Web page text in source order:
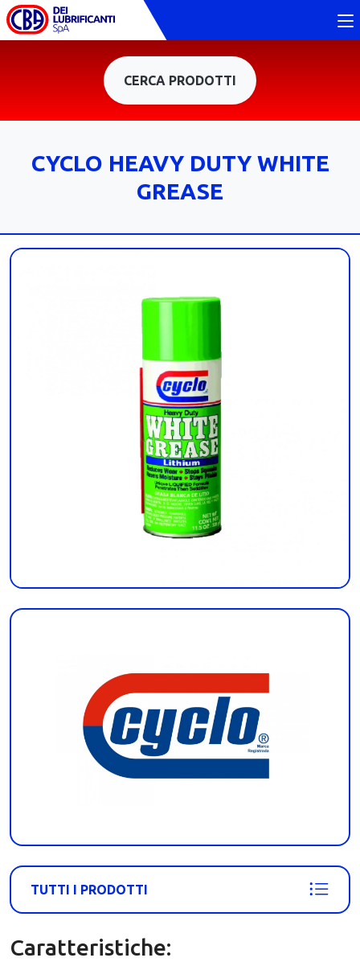
CERCA PRODOTTI
CYCLO HEAVY DUTY WHITE
GREASE
TUTTI I PRODOTTI
Caratteristiche: